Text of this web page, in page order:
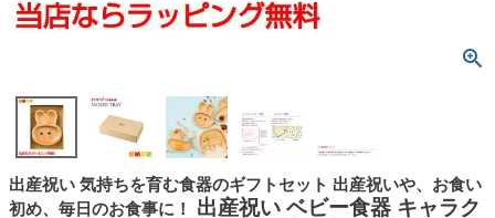
出産祝い 気持ちを育む食器のギフトセット 出産祝いや、お食い
初め、毎日のお食事に！
出産祝い ベビー食器 キャラク